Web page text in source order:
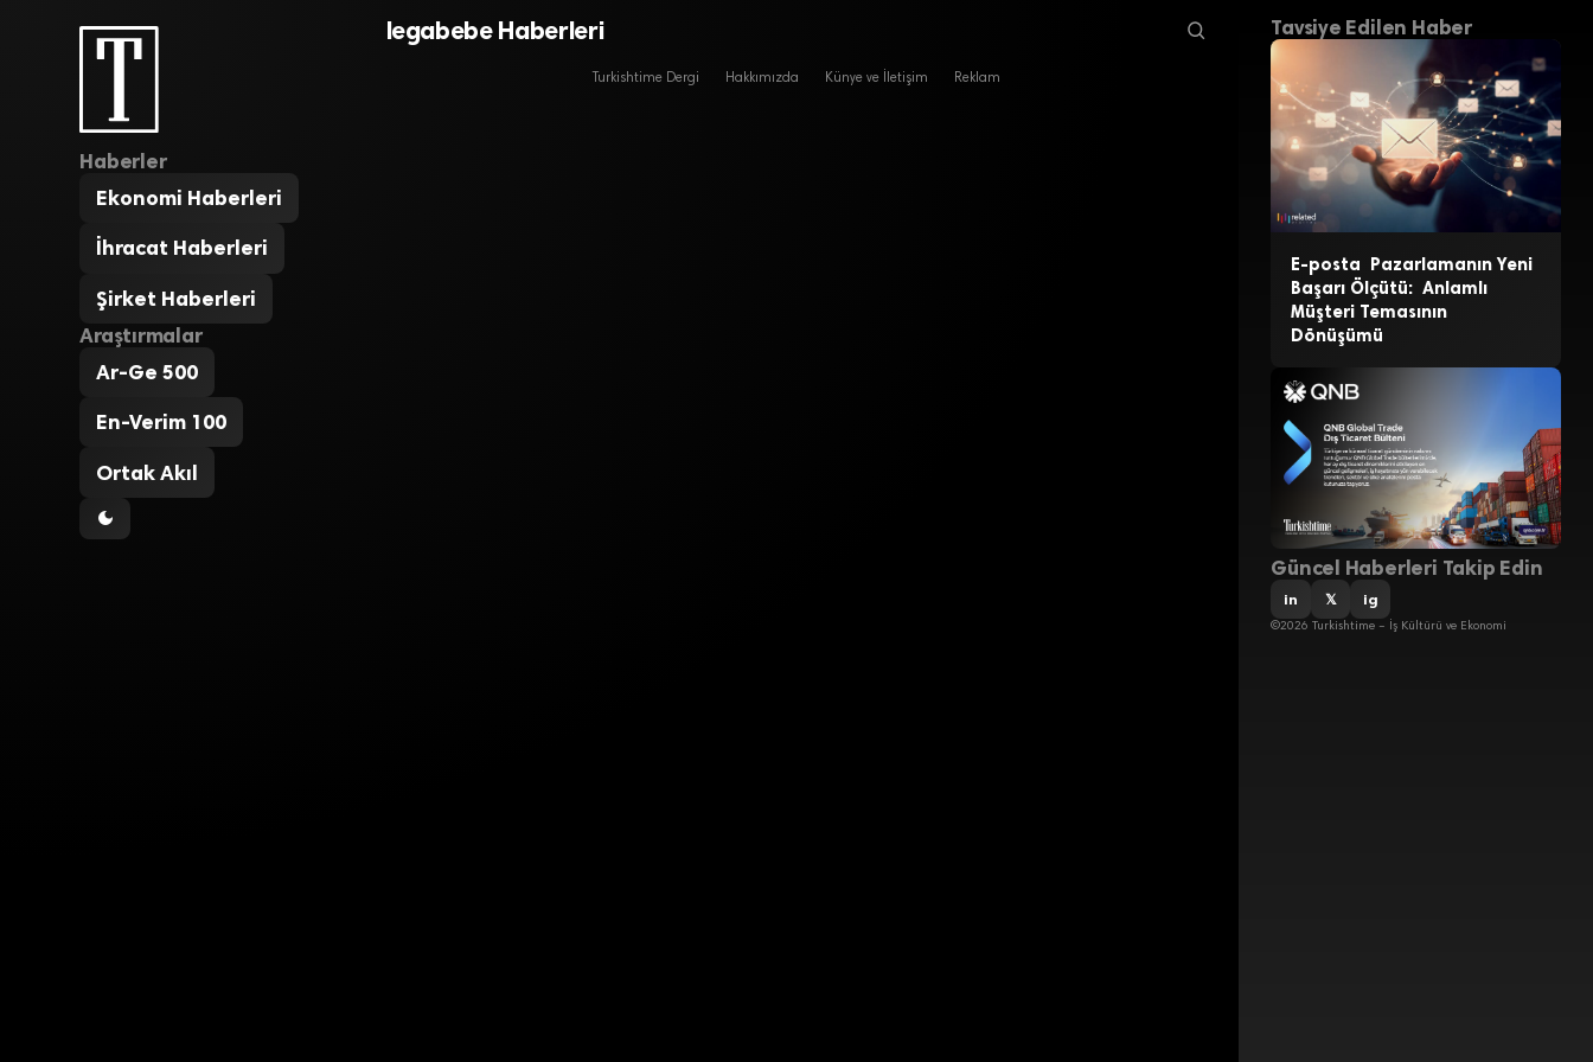
Haberler
Ekonomi Haberleri
İhracat Haberleri
Şirket Haberleri
Araştırmalar
Ar-Ge 500
En-Verim 100
Ortak Akıl
legabebe Haberleri
Turkishtime Dergi Hakkımızda Künye ve İletişim Reklam
Tavsiye Edilen Haber
E-posta Pazarlamanın Yeni
Başarı Ölçütü: Anlamlı
Müşteri Temasının
Dönüşümü
Güncel Haberleri Takip Edin
in 𝕏 ig
©2026 Turkishtime – İş Kültürü ve Ekonomi